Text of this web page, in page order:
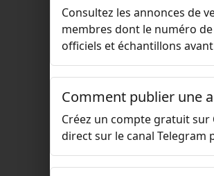
Consultez les annonces de
membres dont le numéro
officiels et échantillons
Comment publier une
Créez un compte gratuit sur
direct sur le canal Telegram